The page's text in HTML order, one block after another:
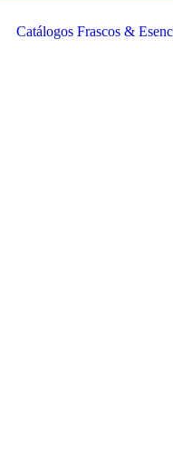
Catálogos Frascos &